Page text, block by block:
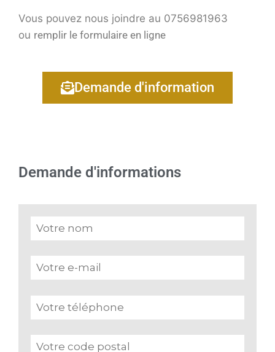
Vous pouvez nous joindre au 0756981963
ou remplir le formulaire en ligne
Demande d'information
Demande d'informations